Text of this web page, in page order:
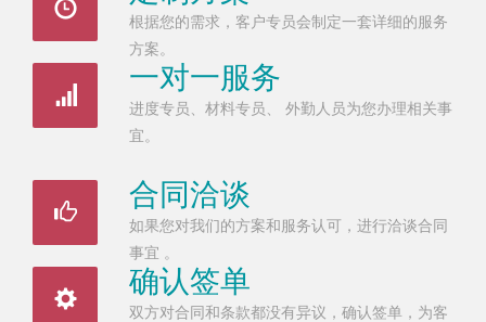
根据您的需求，客户专员会制定一套详细的服务
方案。
一对一服务
进度专员、材料专员、 外勤人员为您办理相关事
宜。
合同洽谈
如果您对我们的方案和服务认可，进行洽谈合同
事宜 。
确认签单
双方对合同和条款都没有异议，确认签单，为客